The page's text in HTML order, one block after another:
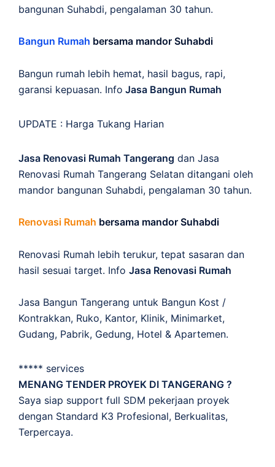
bangunan Suhabdi, pengalaman 30 tahun.
Bangun Rumah bersama mandor Suhabdi
Bangun rumah lebih hemat, hasil bagus, rapi,
garansi kepuasan. Info Jasa Bangun Rumah
UPDATE : Harga Tukang Harian
Jasa Renovasi Rumah Tangerang dan Jasa
Renovasi Rumah Tangerang Selatan ditangani oleh
mandor bangunan Suhabdi, pengalaman 30 tahun.
Renovasi Rumah bersama mandor Suhabdi
Renovasi Rumah lebih terukur, tepat sasaran dan
hasil sesuai target. Info Jasa Renovasi Rumah
Jasa Bangun Tangerang untuk Bangun Kost /
Kontrakkan, Ruko, Kantor, Klinik, Minimarket,
Gudang, Pabrik, Gedung, Hotel & Apartemen.
***** services
MENANG TENDER PROYEK DI TANGERANG ?
Saya siap support full SDM pekerjaan proyek
dengan Standard K3 Profesional, Berkualitas,
Terpercaya.